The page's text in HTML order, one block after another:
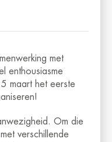
met
enthousiasme
maart het eerste
Om die
verschillende